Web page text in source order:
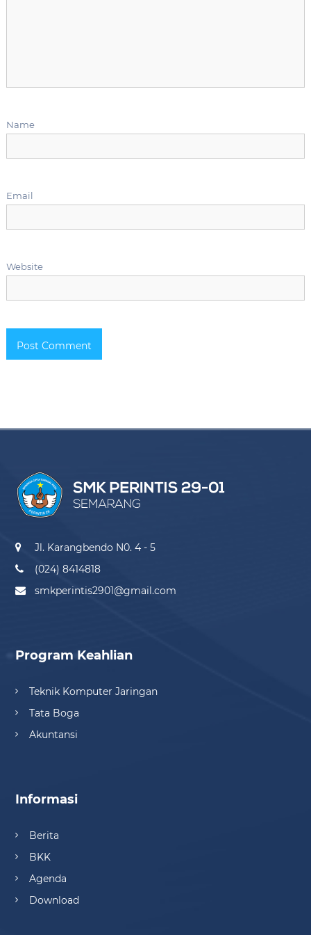
t
iName
Email
Website
Jl. Karangbendo N0. 4 - 5
(024) 8414818
smkperintis2901@gmail.com
Program Keahlian
Teknik Komputer Jaringan
Tata Boga
Akuntansi
Informasi
Berita
BKK
Agenda
Download